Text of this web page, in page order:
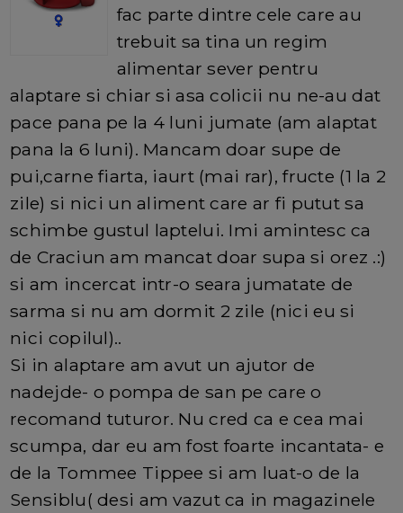
fac parte dintre cele care au
trebuit sa tina un regim
alimentar sever pentru
alaptare si chiar si asa colicii nu ne-au dat
pace pana pe la 4 luni jumate (am alaptat
pana la 6 luni). Mancam doar supe de
pui,carne fiarta, iaurt (mai rar), fructe (1 la 2
zile) si nici un aliment care ar fi putut sa
schimbe gustul laptelui. Imi amintesc ca
de Craciun am mancat doar supa si orez .:)
si am incercat intr-o seara jumatate de
sarma si nu am dormit 2 zile (nici eu si
nici copilul)..
Si in alaptare am avut un ajutor de
nadejde- o pompa de san pe care o
recomand tuturor. Nu cred ca e cea mai
scumpa, dar eu am fost foarte incantata- e
de la Tommee Tippee si am luat-o de la
Sensiblu( desi am vazut ca in magazinele